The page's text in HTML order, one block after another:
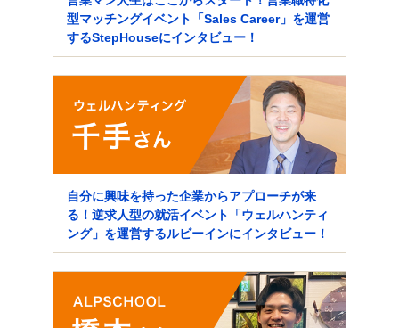
型マッチングイベント「Sales Career」を運営
するStepHouseにインタビュー！
自分に興味を持った企業からアプローチが来
る！逆求人型の就活イベント「ウェルハンティ
ング」を運営するルビーインにインタビュー！